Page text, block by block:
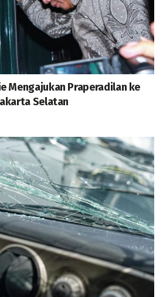
Mengajukan Praperadilan ke
Selatan